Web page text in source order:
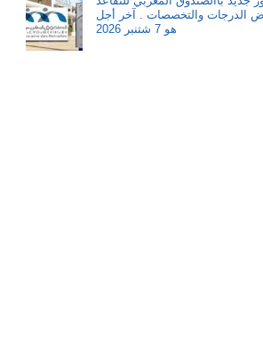
الدرجات والتخصصات . آخر أجل
هو 7 شتنبر 2026